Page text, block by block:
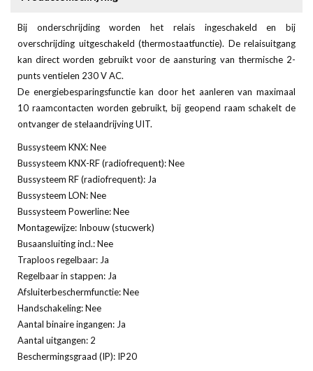
Bij onderschrijding worden het relais ingeschakeld en bij
overschrijding uitgeschakeld (thermostaatfunctie). De relaisuitgang
kan direct worden gebruikt voor de aansturing van thermische 2-
punts ventielen 230 V AC.
De energiebesparingsfunctie kan door het aanleren van maximaal
10 raamcontacten worden gebruikt, bij geopend raam schakelt de
ontvanger de stelaandrijving UIT.
Bussysteem KNX: Nee
Bussysteem KNX-RF (radiofrequent): Nee
Bussysteem RF (radiofrequent): Ja
Bussysteem LON: Nee
Bussysteem Powerline: Nee
Montagewijze: Inbouw (stucwerk)
Busaansluiting incl.: Nee
Traploos regelbaar: Ja
Regelbaar in stappen: Ja
Afsluiterbeschermfunctie: Nee
Handschakeling: Nee
Aantal binaire ingangen: Ja
Aantal uitgangen: 2
Beschermingsgraad (IP): IP20